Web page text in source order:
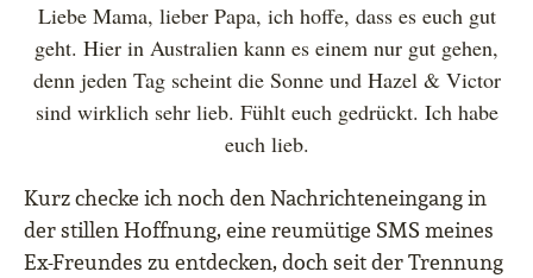
Liebe Mama, lieber Papa, ich hoffe, dass es euch gut
geht. Hier in Australien kann es einem nur gut gehen,
denn jeden Tag scheint die Sonne und Hazel & Victor
sind wirklich sehr lieb. Fühlt euch gedrückt. Ich habe
euch lieb.
Kurz checke ich noch den Nachrichteneingang in
der stillen Hoffnung, eine reumütige SMS meines
Ex-Freundes zu entdecken, doch seit der Trennung